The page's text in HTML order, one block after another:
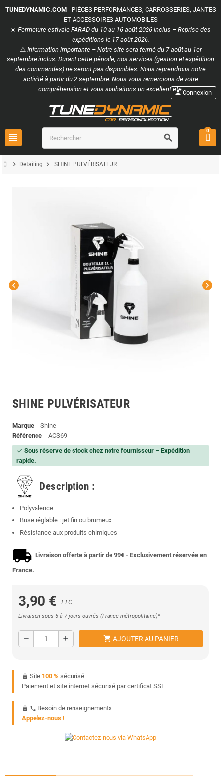
TUNEDYNAMIC.COM- PIÈCES PERFORMANCES, CARROSSERIES, JANTES
ET ACCESSOIRES AUTOMOBILES
☀️ Fermeture estivale FARAD du 10 au 16 août 2026 inclus – Reprise des
expéditions le 17 août 2026.
⚠️Information importante – Notre site sera fermé du 7 août au 1er
septembre inclus. Durant cette période, nos services (gestion et expédition
des commandes) ne seront pas disponibles. Nous reprendrons notre
activité à partir du 2 septembre. Nous vous remercions de votre
compréhension et vous souhaitons un excellent été.
view_headline search
person Connexion
0
chevron_right Detailing chevron_right SHINE PULVÉRISATEUR
chevron_left chevron_right
SHINE PULVÉRISATEUR
Marque
Shine
Référence
ACS69
check Sous réserve de stock chez notre fournisseur – Expédition
rapide.
Description :
Polyvalence
Buse réglable : jet fin ou brumeux
Résistance aux produits chimiques
Livraison offerte à partir de 99€ - Exclusivement réservée en
France.
3,90 € TTC
Livraison sous 5 à 7 jours ouvrés (France métropolitaine)*
remove add shopping_cart AJOUTER AU PANIER
https Site 100 % sécurisé
Paiement et site internet sécurisé par certificat SSL
https phone Besoin de renseignements
Appelez-nous !